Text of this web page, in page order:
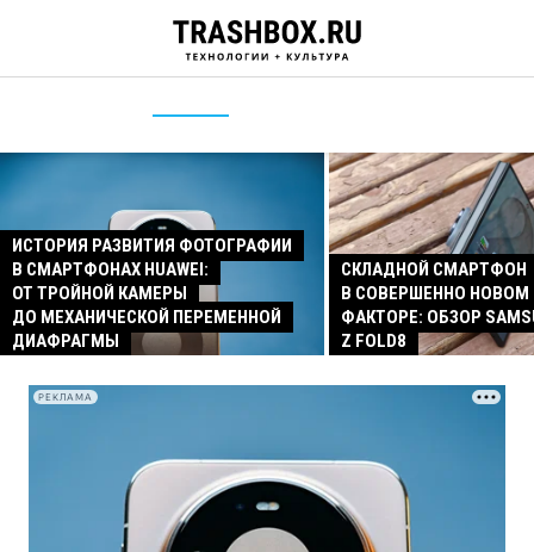
ИСТОРИЯ РАЗВИТИЯ ФОТОГРАФИИ
В СМАРТФОНАХ HUAWEI:
ОТ ТРОЙНОЙ КАМЕРЫ
ДО МЕХАНИЧЕСКОЙ ПЕРЕМЕННОЙ
ДИАФРАГМЫ
СКЛАДНОЙ СМАРТФОН
В СОВЕРШЕННО
ФАКТОРЕ: ОБЗОР
Z FOLD8
РЕКЛАМА